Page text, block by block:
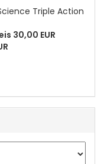
Triple Action
30,00 EUR